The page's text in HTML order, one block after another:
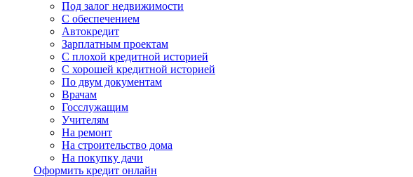
Под залог недвижимости
С обеспечением
Автокредит
Зарплатным проектам
С плохой кредитной историей
С хорошей кредитной историей
По двум документам
Врачам
Госслужащим
Учителям
На ремонт
На строительство дома
На покупку дачи
Оформить кредит онлайн